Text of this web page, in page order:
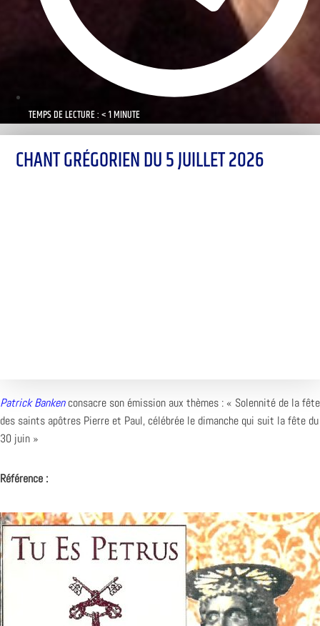
TEMPS DE LECTURE : < 1 MINUTE
CHANT GRÉGORIEN DU 5 JUILLET 2026
Patrick Bankenconsacre son émission aux thèmes : « Solennité de la fête
des saints apôtres Pierre et Paul, célébrée le dimanche qui suit la fête du
30 juin »
Référence :